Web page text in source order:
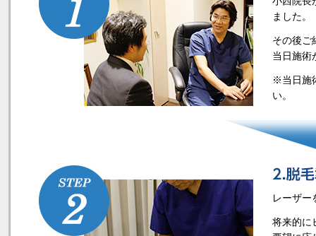
ました。
その後ご
当日施術
※当日施
い。
レーザー
将来的に